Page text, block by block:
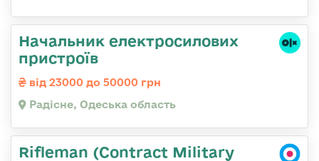
Начальник електросилових
пристроїв
від 23000 до 50000 грн
Радісне, Одеська область
Rifleman (Contract Military